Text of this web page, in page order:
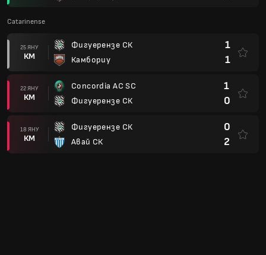
10 ЯНУ
КМ
Фигуерензе СК
CN Marcilio Dias SC
1
0
07 ЯНУ
КМ
Джойнвил СК
Фигуерензе СК
2
3